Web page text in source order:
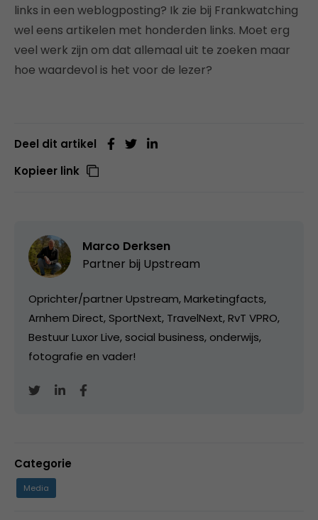
links in een weblogposting? Ik zie bij Frankwatching
wel eens artikelen met honderden links. Moet erg
veel werk zijn om dat allemaal uit te zoeken maar
hoe waardevol is het voor de lezer?
Deel dit artikel
Kopieer link
Marco Derksen
Partner bij Upstream
Oprichter/partner Upstream, Marketingfacts,
Arnhem Direct, SportNext, TravelNext, RvT VPRO,
Bestuur Luxor Live, social business, onderwijs,
fotografie en vader!
Categorie
Media